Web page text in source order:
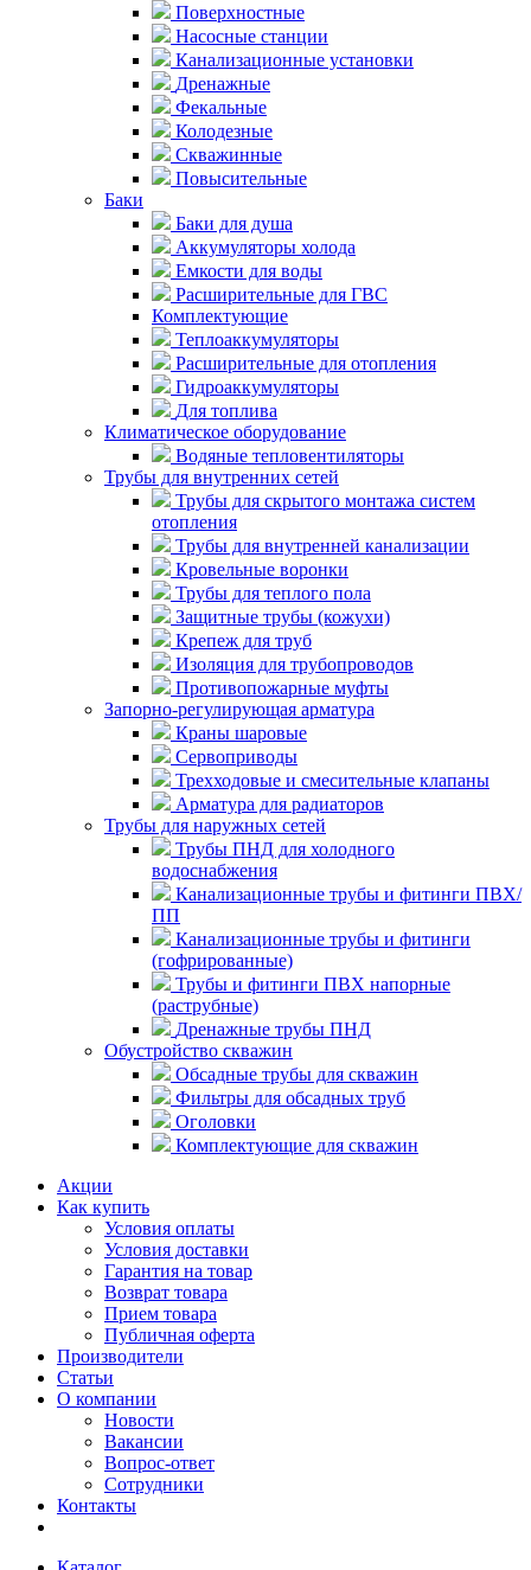
Поверхностные
Насосные станции
Канализационные установки
Дренажные
Фекальные
Колодезные
Скважинные
Повысительные
Баки
Баки для душа
Аккумуляторы холода
Емкости для воды
Расширительные для ГВС
Комплектующие
Теплоаккумуляторы
Расширительные для отопления
Гидроаккумуляторы
Для топлива
Климатическое оборудование
Водяные тепловентиляторы
Трубы для внутренних сетей
Трубы для скрытого монтажа систем
отопления
Трубы для внутренней канализации
Кровельные воронки
Трубы для теплого пола
Защитные трубы (кожухи)
Крепеж для труб
Изоляция для трубопроводов
Противопожарные муфты
Запорно-регулирующая арматура
Краны шаровые
Сервоприводы
Трехходовые и смесительные клапаны
Арматура для радиаторов
Трубы для наружных сетей
Трубы ПНД для холодного
водоснабжения
Канализационные трубы и фитинги ПВХ/
ПП
Канализационные трубы и фитинги
(гофрированные)
Трубы и фитинги ПВХ напорные
(раструбные)
Дренажные трубы ПНД
Обустройство скважин
Обсадные трубы для скважин
Фильтры для обсадных труб
Оголовки
Комплектующие для скважин
Акции
Как купить
Условия оплаты
Условия доставки
Гарантия на товар
Возврат товара
Прием товара
Публичная оферта
Производители
Статьи
О компании
Новости
Вакансии
Вопрос-ответ
Сотрудники
Контакты